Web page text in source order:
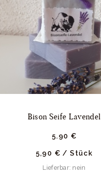
Bison Seife Lavendel
5.90 €
5,90 € /Stück
Lieferbar: nein